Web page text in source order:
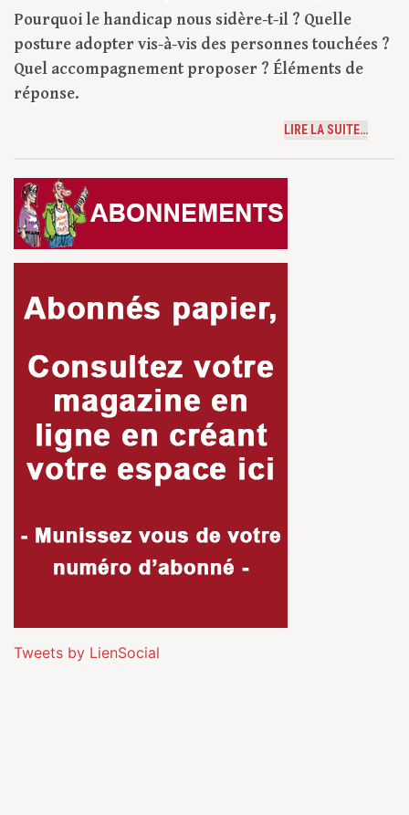
Pourquoi le handicap nous sidère-t-il ? Quelle
posture adopter vis-à-vis des personnes touchées ?
Quel accompagnement proposer ? Éléments de
réponse.
LIRE LA SUITE…
Tweets by LienSocial